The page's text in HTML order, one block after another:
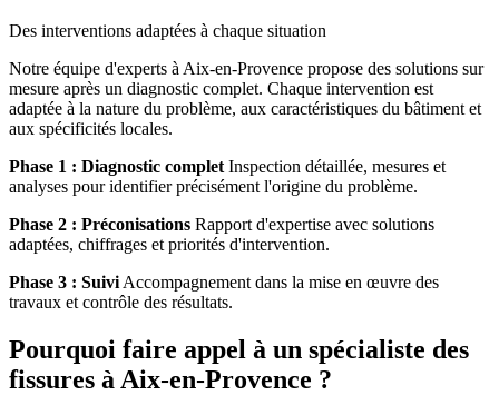
Des interventions adaptées à chaque situation
Notre équipe d'experts à Aix-en-Provence propose des solutions sur
mesure après un diagnostic complet. Chaque intervention est
adaptée à la nature du problème, aux caractéristiques du bâtiment et
aux spécificités locales.
Phase 1 : Diagnostic complet Inspection détaillée, mesures et
analyses pour identifier précisément l'origine du problème.
Phase 2 : Préconisations Rapport d'expertise avec solutions
adaptées, chiffrages et priorités d'intervention.
Phase 3 : Suivi Accompagnement dans la mise en œuvre des
travaux et contrôle des résultats.
Pourquoi faire appel à un spécialiste des
fissures à Aix-en-Provence ?